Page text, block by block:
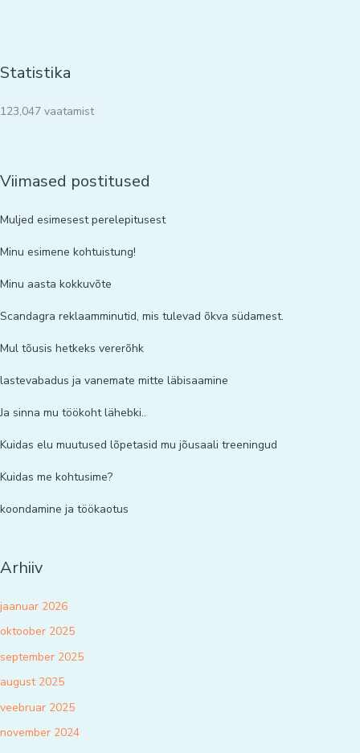
Statistika
123,047 vaatamist
Viimased postitused
Muljed esimesest perelepitusest
Minu esimene kohtuistung!
Minu aasta kokkuvõte
Scandagra reklaamminutid, mis tulevad õkva südamest.
Mul tõusis hetkeks vererõhk
lastevabadus ja vanemate mitte läbisaamine
Ja sinna mu töökoht lähebki..
Kuidas elu muutused lõpetasid mu jõusaali treeningud
Kuidas me kohtusime?
koondamine ja töökaotus
Arhiiv
jaanuar 2026
oktoober 2025
september 2025
august 2025
veebruar 2025
november 2024